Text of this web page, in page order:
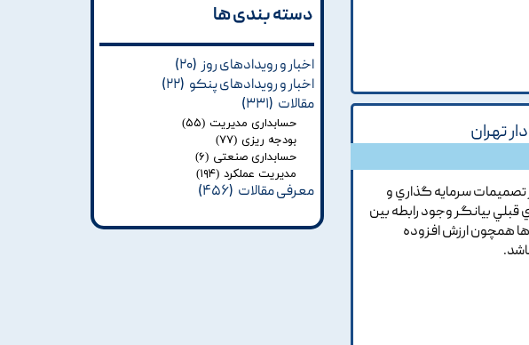
تهران
تصميمات سرمايه گذاري و
بيانگر وجود رابطه بين
همچون ارزش افزوده
دسته بندی ها​​​​​​​
اخبار و رویدادهای روز (۲۰)
اخبار و رویدادهای پنکو (۲۲)
مقالات (۳۳۱)
حسابداری مدیریت (۵۵)
بودجه ریزی (۷۷)
حسابداری صنعتی (۶)
مدیریت عملکرد (۱۹۴)
معرفی مقالات (۴۵۶)